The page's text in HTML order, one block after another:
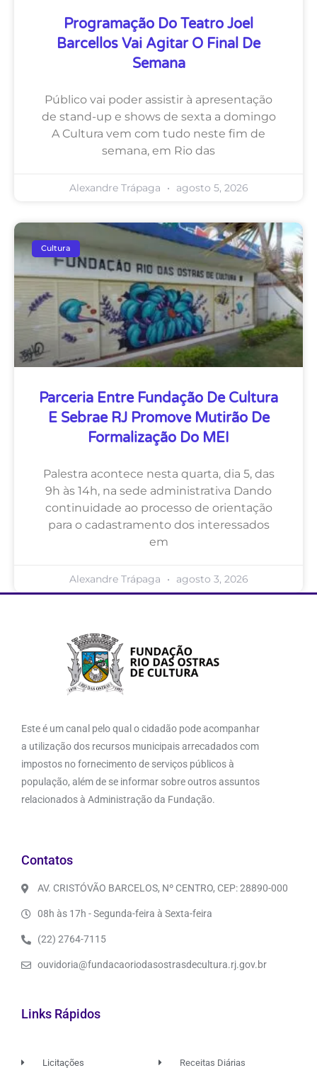
Programação Do Teatro Joel
Barcellos Vai Agitar O Final De
Semana
Público vai poder assistir à apresentação
de stand-up e shows de sexta a domingo
A Cultura vem com tudo neste fim de
semana, em Rio das
Alexandre Trápaga agosto 5, 2026
Cultura
Parceria Entre Fundação De Cultura
E Sebrae RJ Promove Mutirão De
Formalização Do MEI
Palestra acontece nesta quarta, dia 5, das
9h às 14h, na sede administrativa Dando
continuidade ao processo de orientação
para o cadastramento dos interessados
em
Alexandre Trápaga agosto 3, 2026
Este é um canal pelo qual o cidadão pode acompanhar
a utilização dos recursos municipais arrecadados com
impostos no fornecimento de serviços públicos à
população, além de se informar sobre outros assuntos
relacionados à Administração da Fundação.
Contatos
AV. CRISTÓVÃO BARCELOS, Nº CENTRO, CEP: 28890-000
08h às 17h - Segunda-feira à Sexta-feira
(22) 2764-7115
ouvidoria@fundacaoriodasostrasdecultura.rj.gov.br
Links Rápidos
Licitações Receitas Diárias